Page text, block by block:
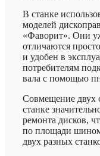
В станке
моделей
«Фаворит». Они
отличаются
и удобен в
потребителям
вала с помощью
Совмещение двух
станке
ремонта дисков,
по площади
двух разных